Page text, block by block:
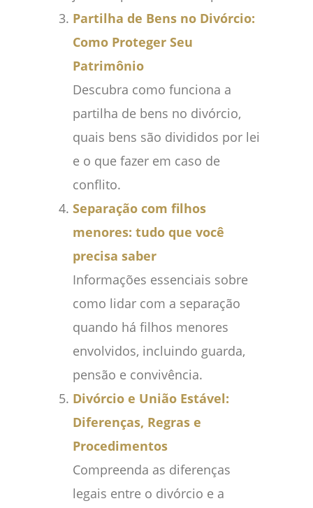
Partilha de Bens no Divórcio:
Como Proteger Seu
Patrimônio
Descubra como funciona a
partilha de bens no divórcio,
quais bens são divididos por lei
e o que fazer em caso de
conflito.
Separação com filhos
menores: tudo que você
precisa saber
Informações essenciais sobre
como lidar com a separação
quando há filhos menores
envolvidos, incluindo guarda,
pensão e convivência.
Divórcio e União Estável:
Diferenças, Regras e
Procedimentos
Compreenda as diferenças
legais entre o divórcio e a